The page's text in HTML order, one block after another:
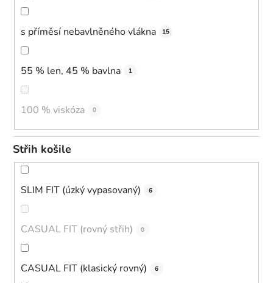
s příměsí nebavlněného vlákna 15
55 % len, 45 % bavlna 1
100 % viskóza 0
Střih košile
SLIM FIT (úzký vypasovaný) 6
CASUAL FIT (rovný střih) 0
CASUAL FIT (klasický rovný) 6